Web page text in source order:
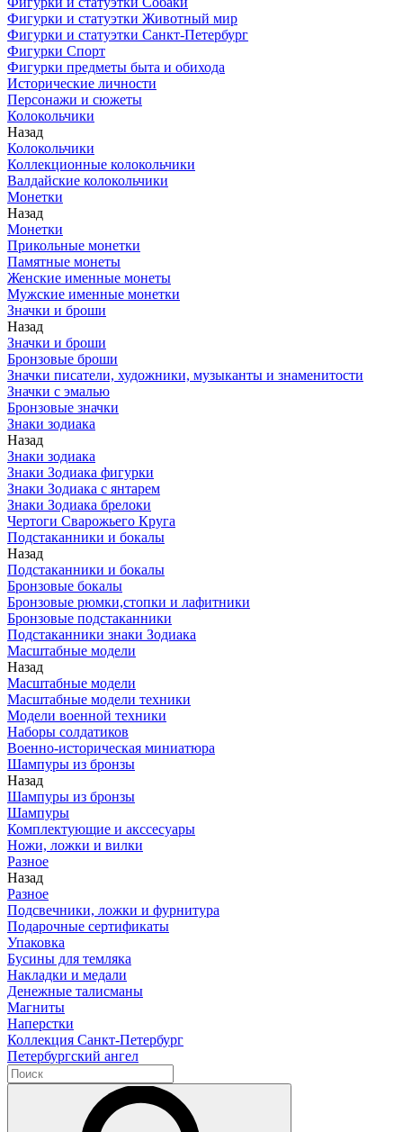
Фигурки и статуэтки Животный мир
Фигурки и статуэтки Санкт-Петербург
Фигурки Спорт
Фигурки предметы быта и обихода
Исторические личности
Персонажи и сюжеты
Колокольчики
Назад
Колокольчики
Коллекционные колокольчики
Валдайские колокольчики
Монетки
Назад
Монетки
Прикольные монетки
Памятные монеты
Женские именные монеты
Мужские именные монетки
Значки и броши
Назад
Значки и броши
Бронзовые броши
Значки писатели, художники, музыканты и знаменитости
Значки с эмалью
Бронзовые значки
Знаки зодиака
Назад
Знаки зодиака
Знаки Зодиака фигурки
Знаки Зодиака с янтарем
Знаки Зодиака брелоки
Чертоги Сварожьего Круга
Подстаканники и бокалы
Назад
Подстаканники и бокалы
Бронзовые бокалы
Бронзовые рюмки,стопки и лафитники
Бронзовые подстаканники
Подстаканники знаки Зодиака
Масштабные модели
Назад
Масштабные модели
Масштабные модели техники
Модели военной техники
Наборы солдатиков
Военно-историческая миниатюра
Шампуры из бронзы
Назад
Шампуры из бронзы
Шампуры
Комплектующие и акссесуары
Ножи, ложки и вилки
Разное
Назад
Разное
Подсвечники, ложки и фурнитура
Подарочные сертификаты
Упаковка
Бусины для темляка
Накладки и медали
Денежные талисманы
Магниты
Наперстки
Коллекция Санкт-Петербург
Петербургский ангел